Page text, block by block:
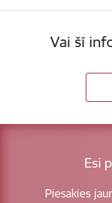
Vai šī
Esi
Piesakies